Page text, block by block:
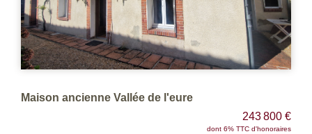
Maison Maintenon 6 pièces 106 m2
252
dont 5% TTC